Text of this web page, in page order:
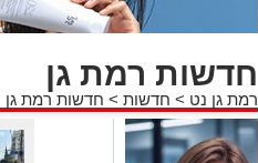
חדשות רמת גן
רמת גן נט > חדשות > חדשות רמת גן